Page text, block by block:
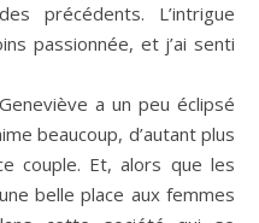
précédents. L’intrigue
passionnée, et j’ai senti
a un peu éclipsé
beaucoup, d’autant plus
couple. Et, alors que les
belle place aux femmes